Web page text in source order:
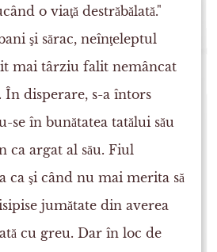
o viaţă destrăbălată."
şi sărac, neînţeleptul
mai târziu falit nemâncat
În disperare, s-a întors
se în bunătatea tatălui său
ca argat al său. Fiul
ca şi când nu mai merita să
jumătate din averea
cu greu. Dar în loc de